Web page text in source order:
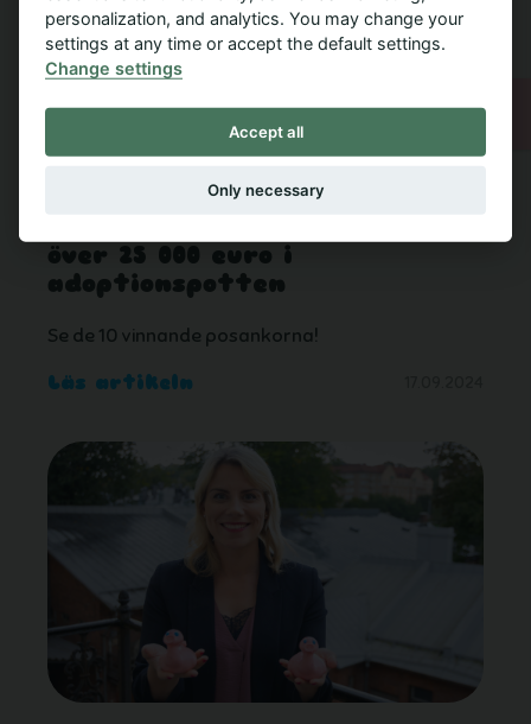
över 25 000 euro i
adoptionspotten
Se de 10 vinnande posankorna!
Läs artikeln
personalization, and analytics. You may change your
settings at any time or accept the default settings.
Change settings
Accept all
Only necessary